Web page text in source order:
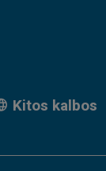
Kitos kalbos